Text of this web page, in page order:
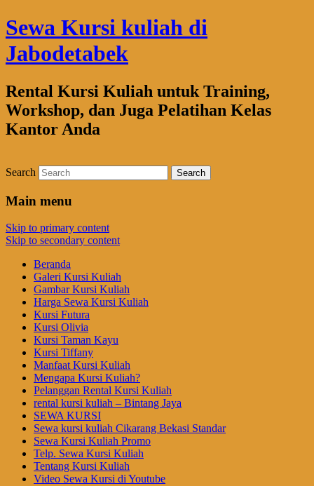
Sewa Kursi kuliah di
Jabodetabek
Rental Kursi Kuliah untuk Training,
Workshop, dan Juga Pelatihan Kelas
Kantor Anda
Search
Main menu
Skip to primary content
Skip to secondary content
Beranda
Galeri Kursi Kuliah
Gambar Kursi Kuliah
Harga Sewa Kursi Kuliah
Kursi Futura
Kursi Olivia
Kursi Taman Kayu
Kursi Tiffany
Manfaat Kursi Kuliah
Mengapa Kursi Kuliah?
Pelanggan Rental Kursi Kuliah
rental kursi kuliah – Bintang Jaya
SEWA KURSI
Sewa kursi kuliah Cikarang Bekasi Standar
Sewa Kursi Kuliah Promo
Telp. Sewa Kursi Kuliah
Tentang Kursi Kuliah
Video Sewa Kursi di Youtube